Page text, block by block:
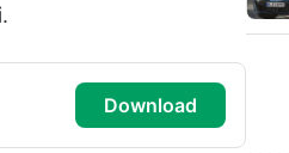
download